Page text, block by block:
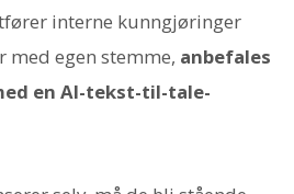
interne kunngjøringer
egen stemme, anbefales
en AI-tekst-til-tale-